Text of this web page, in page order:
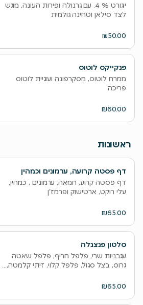
יוגורט % 4. עם גרנולה ופירות העונה, מוגש
לצד סילאן וטחינה גולמית
₪50.00
פנקייקס לוטוס
ממרח לוטוס, מסקרפונה ועוגיית לוטוס
פריכה
₪60.00
ראשונות
דף פסטה קרועה, ערמונים וכמהין
דף פסטה קרוע, חמאה, ערמונים , כמהין,
עלי רוקט, ארטישוק ופרמז'ן
₪65.00
סלטון פנצנלה
עגבניות שרי, פלפל חריף, פלפל שאטה
גרוס, בצל סגול, פלפל קלוי, זיתי קלמטה,...
₪65.00